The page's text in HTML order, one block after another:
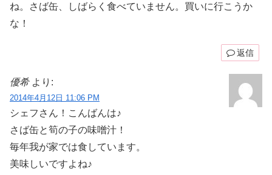
ね。さば缶、しばらく食べていません。買いに行こうか
な！
返信
優希 より:
2014年4月12日 11:06 PM
シェフさん！こんばんは♪
さば缶と筍の子の味噌汁！
毎年我が家では食しています。
美味しいですよね♪